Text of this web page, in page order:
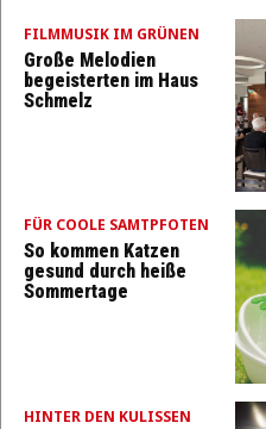
FILMMUSIK IM GRÜNEN
Große Melodien
begeisterten im Haus
Schmelz
FÜR COOLE SAMTPFOTEN
So kommen Katzen
gesund durch heiße
Sommertage
HINTER DEN KULISSEN